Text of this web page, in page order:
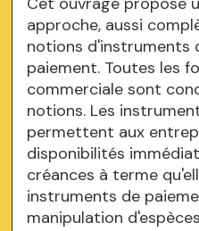
approche, aussi
notions d'instruments
paiement. Toutes les
commerciale sont
notions. Les
permettent aux
disponibilités
créances à terme
instruments de
manipulation